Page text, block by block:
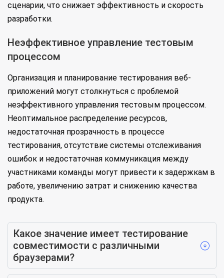
сценарии, что снижает эффективность и скорость
разработки.
Неэффективное управление тестовым
процессом
Организация и планирование тестирования веб-
приложений могут столкнуться с проблемой
неэффективного управления тестовым процессом.
Неоптимальное распределение ресурсов,
недостаточная прозрачность в процессе
тестирования, отсутствие системы отслеживания
ошибок и недостаточная коммуникация между
участниками команды могут привести к задержкам в
работе, увеличению затрат и снижению качества
продукта.
Какое значение имеет тестирование
совместимости с различными
браузерами?